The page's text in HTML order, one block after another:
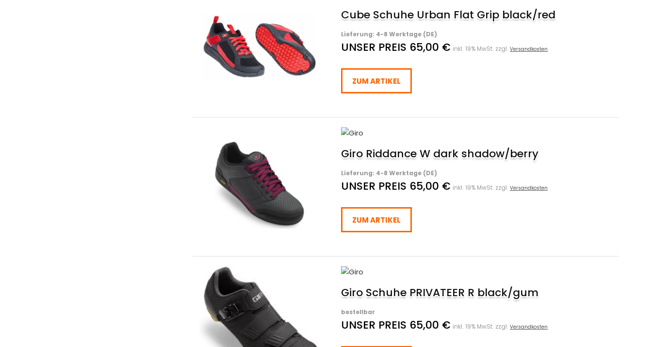
Cube Schuhe Urban Flat Grip black/red
Lieferung: 4-8 Werktage (DE)
UNSER PREIS 65,00 € inkl. 19% MwSt. zzgl. Versandkosten
ZUM ARTIKEL
Giro Riddance W dark shadow/berry
Lieferung: 4-8 Werktage (DE)
UNSER PREIS 65,00 € inkl. 19% MwSt. zzgl. Versandkosten
ZUM ARTIKEL
Giro Schuhe PRIVATEER R black/gum
bestellbar
UNSER PREIS 65,00 € inkl. 19% MwSt. zzgl. Versandkosten